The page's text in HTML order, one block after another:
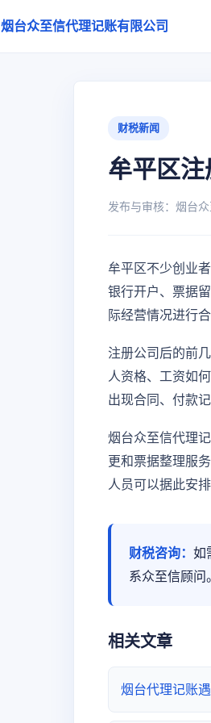
烟台众至信代理记账有限公司
财税新闻
牟平区注
发布与审核：烟台
牟平区不少创业
银行开户、票据
际经营情况进行合
注册公司后的前
人资格、工资如
出现合同、付款
烟台众至信代理
更和票据整理服
人员可以据此安
财税咨询： 如
系众至信顾问
相关文章
烟台代理记账